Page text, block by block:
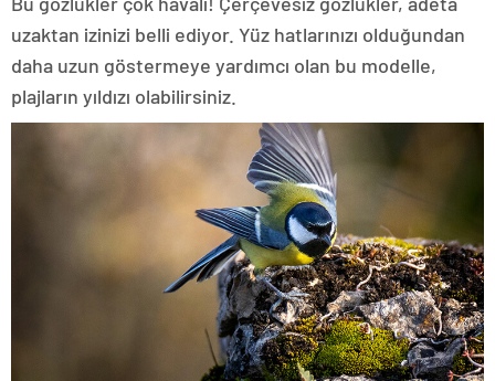
uzaktan izinizi belli ediyor. Yüz hatlarınızı olduğundan
daha uzun göstermeye yardımcı olan bu modelle,
plajların yıldızı olabilirsiniz.